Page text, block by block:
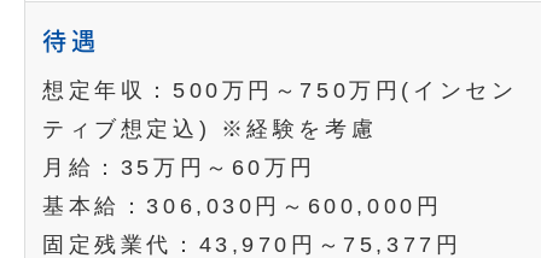
待遇
想定年収：500万円～750万円(インセン
ティブ想定込) ※経験を考慮
月給：35万円～60万円
基本給：306,030円～600,000円
固定残業代：43,970円～75,377円